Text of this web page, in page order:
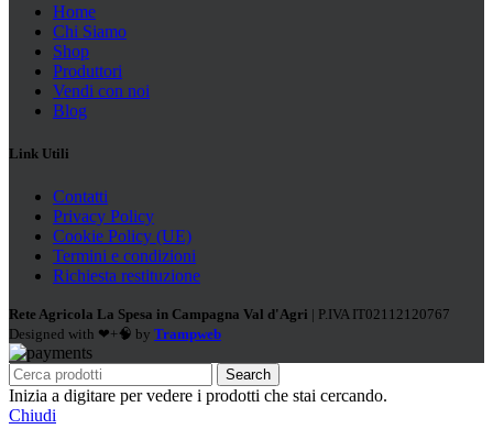
Home
Chi Siamo
Shop
Produttori
Vendi con noi
Blog
Link Utili
Contatti
Privacy Policy
Cookie Policy (UE)
Termini e condizioni
Richiesta restituzione
Rete Agricola La Spesa in Campagna Val d'Agri | P.IVA IT02112120767
Designed with ❤+🧠 by Trampweb
Search
Inizia a digitare per vedere i prodotti che stai cercando.
Chiudi